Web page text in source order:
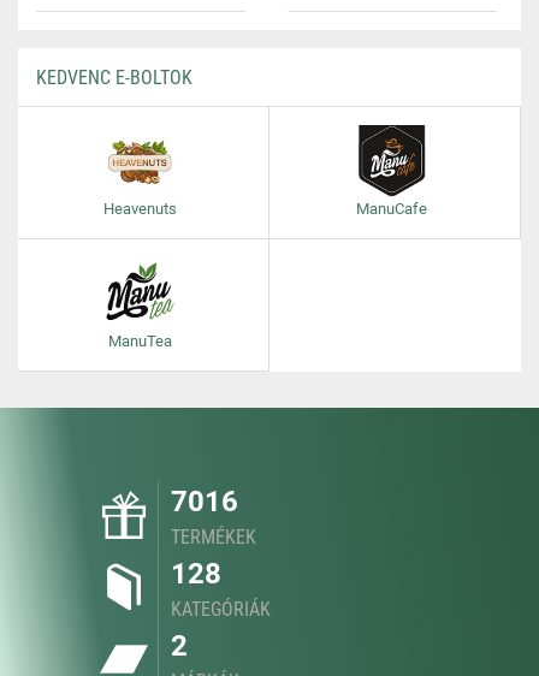
KEDVENC E-BOLTOK
Heavenuts ManuCafe
ManuTea
7016
TERMÉKEK
128
KATEGÓRIÁK
2